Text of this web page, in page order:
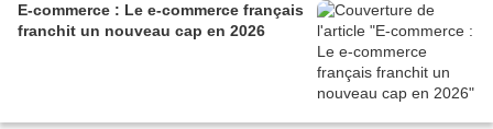
E-commerce : Le e-commerce français
franchit un nouveau cap en 2026